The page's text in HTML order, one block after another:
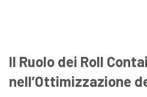
Il Ruolo dei Roll
nell’Ottimizzazione